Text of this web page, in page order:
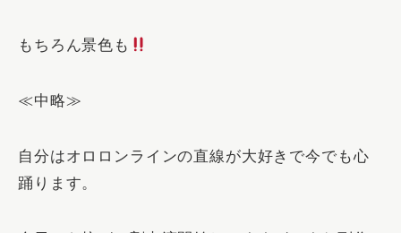
もちろん景色も
≪中略≫
自分はオロロンラインの直線が大好きで今でも心
踊ります。